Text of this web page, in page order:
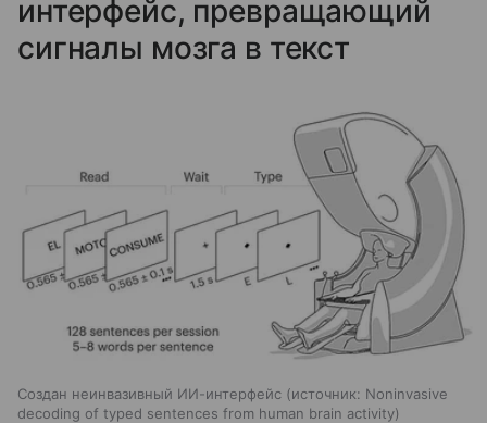
интерфейс, превращающий
сигналы мозга в текст
Создан неинвазивный ИИ-интерфейс источник: Noninvasive
decoding of typed sentences from human brain activity